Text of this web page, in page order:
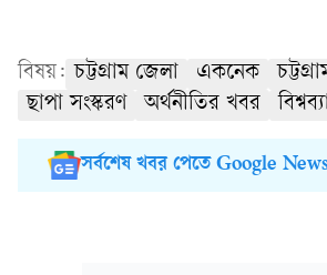
বিষয়: চট্টগ্রাম জেলা একনেক
ছাপা সংস্করণ
অর্থনীতির খবর
সর্বশেষ খবর পেতে Google